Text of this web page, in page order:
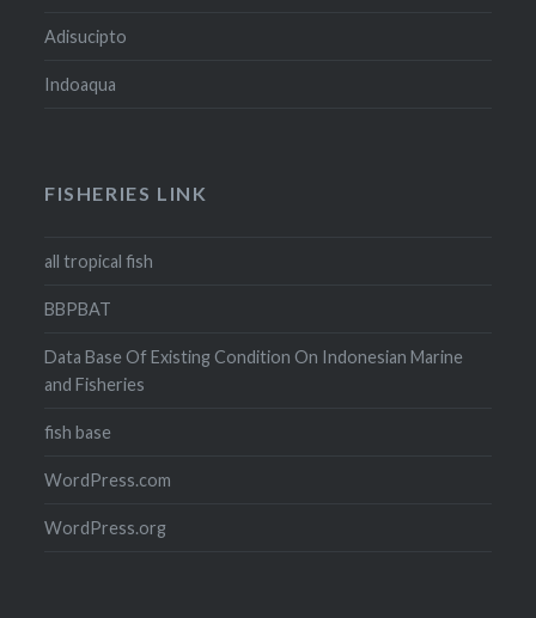
Adisucipto
Indoaqua
FISHERIES LINK
all tropical fish
BBPBAT
Data Base Of Existing Condition On Indonesian Marine
and Fisheries
fish base
WordPress.com
WordPress.org